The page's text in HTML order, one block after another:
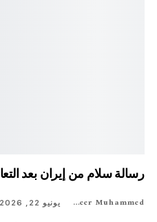
رسالة سلام من إيران بعد
Shaheer Muhammed يونيو 22, 2026